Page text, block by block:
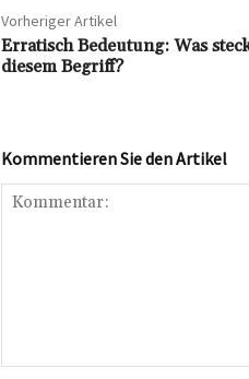
Vorheriger Artikel
Erratisch Bedeutung: Was
diesem Begriff?
Kommentieren Sie den Artikel